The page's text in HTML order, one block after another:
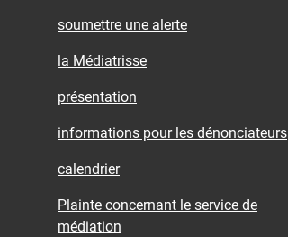
soumettre une alerte
la Médiatrisse
présentation
informations pour les dénonciateurs
calendrier
Plainte concernant le service de
médiation